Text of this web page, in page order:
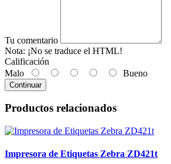
Tu comentario
Nota: ¡No se traduce el HTML!
Calificación
Malo
Bueno
Continuar
Productos relacionados
Impresora de Etiquetas Zebra ZD421t